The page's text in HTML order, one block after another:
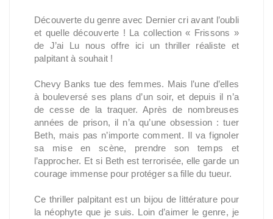
Découverte du genre avec Dernier cri avant l’oubli
et quelle découverte ! La collection « Frissons »
de J’ai Lu nous offre ici un thriller réaliste et
palpitant à souhait !
Chevy Banks tue des femmes. Mais l’une d’elles
à bouleversé ses plans d’un soir, et depuis il n’a
de cesse de la traquer. Après de nombreuses
années de prison, il n’a qu’une obsession : tuer
Beth, mais pas n’importe comment. Il va fignoler
sa mise en scène, prendre son temps et
l’approcher. Et si Beth est terrorisée, elle garde un
courage immense pour protéger sa fille du tueur.
Ce thriller palpitant est un bijou de littérature pour
la néophyte que je suis. Loin d’aimer le genre, je